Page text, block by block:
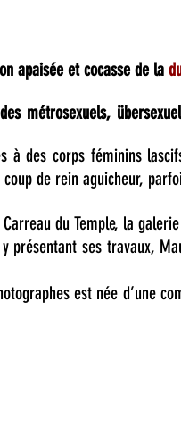
apaisée et cocasse de la
métrosexuels,
à des corps féminins
de rein aguicheur,
du Temple, la
présentant ses travaux,
est née d’une